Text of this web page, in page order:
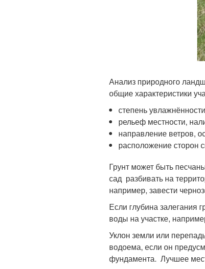
Анализ природного
общие характеристики
степень
рельеф местности,
направление ветров,
расположение сторон
Грунт может быть
сад разбивать на
например, завести
Если глубина залегания
воды на участке,
Уклон земли или
водоема, если он
фундамента. Лучшее